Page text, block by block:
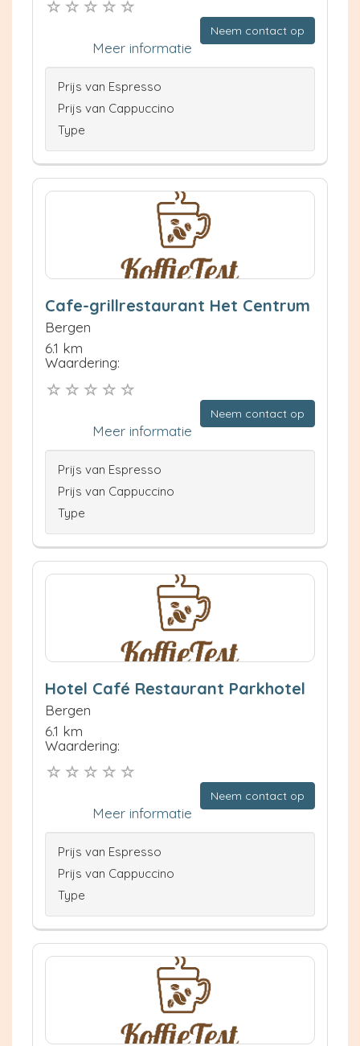
Neem contact op
Meer informatie
Prijs van Espresso
Prijs van Cappuccino
Type
Cafe-grillrestaurant Het Centrum
Bergen
6.1 km
Waardering:
Neem contact op
Meer informatie
Prijs van Espresso
Prijs van Cappuccino
Type
Hotel Café Restaurant Parkhotel
Bergen
6.1 km
Waardering:
Neem contact op
Meer informatie
Prijs van Espresso
Prijs van Cappuccino
Type